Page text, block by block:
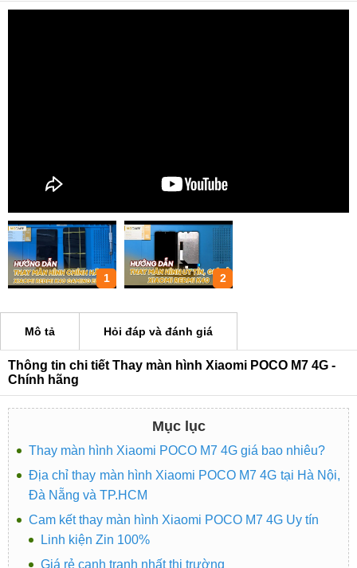
1 2
Mô tả Hỏi đáp và đánh giá
Thông tin chi tiết Thay màn hình Xiaomi POCO M7 4G -
Chính hãng
Mục lục
Thay màn hình Xiaomi POCO M7 4G giá bao nhiêu?
Địa chỉ thay màn hình Xiaomi POCO M7 4G tại Hà Nội,
Đà Nẵng và TP.HCM
Cam kết thay màn hình Xiaomi POCO M7 4G Uy tín
Linh kiện Zin 100%
Giá rẻ cạnh tranh nhất thị trường